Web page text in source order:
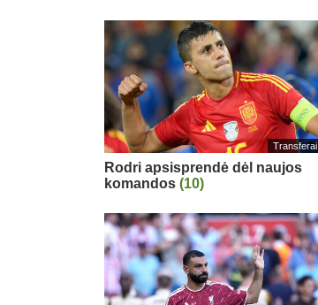
Transferai
Rodri apsisprendė dėl naujos
komandos (10)